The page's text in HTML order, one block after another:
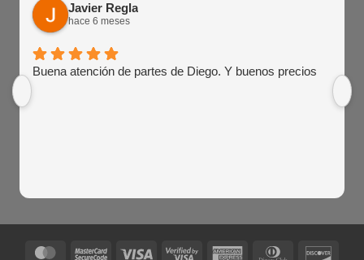
Javier Regla
hace 6 meses
Buena atención de partes de Diego. Y buenos precios
MasterCardMasterCardVisa Visa American Dinners